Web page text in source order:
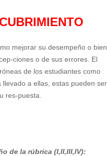
mejorar su desempeño o bien
ciones o de sus errores. El
de los estudiantes como
a ellas, estas pueden ser
res-puesta.
de la rúbrica (I,II,III,IV):